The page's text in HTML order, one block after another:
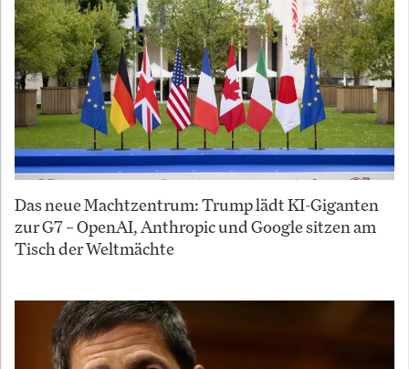
Das neue Machtzentrum: Trump lädt KI-Giganten
zur G7 – OpenAI, Anthropic und Google sitzen am
Tisch der Weltmächte